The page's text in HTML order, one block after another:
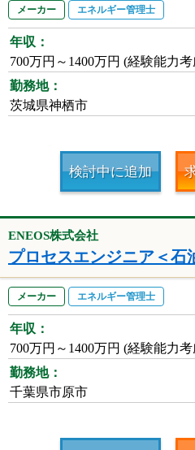
メーカー エネルギー管理士
年収：
700万円～1400万円 (経験能力
勤務地：
茨城県神栖市
検討中に追加
ENEOS株式会社
プロセスエンジニア＜石
メーカー エネルギー管理士
年収：
700万円～1400万円 (経験能力
勤務地：
千葉県市原市